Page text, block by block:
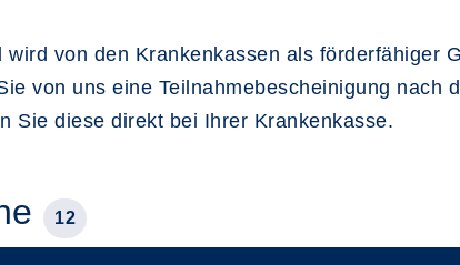
von den Krankenkassen als förderfähiger
von uns eine Teilnahmebescheinigung nach
Sie diese direkt bei Ihrer Krankenkasse.
12